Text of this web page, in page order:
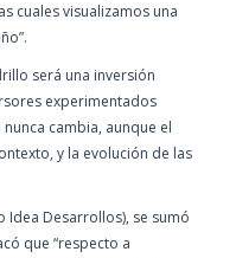
cuales visualizamos una
será una inversión
experimentados
cambia, aunque el
y la evolución de las
Idea Desarrollos), se sumó
que “respecto a